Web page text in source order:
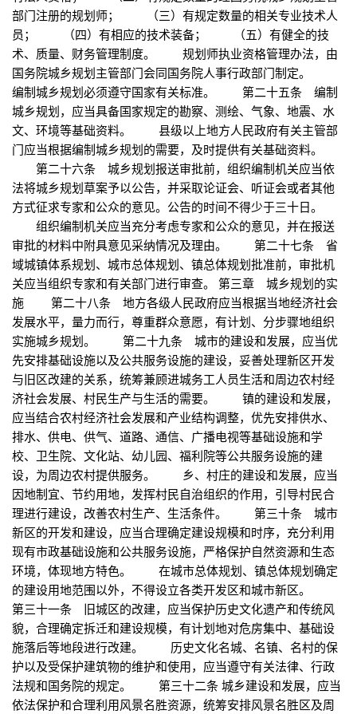
部门注册的规划师； （三）有规定数量的相关专业技术人
员； （四）有相应的技术装备； （五）有健全的技
术、质量、财务管理制度。 规划师执业资格管理办法，由
国务院城乡规划主管部门会同国务院人事行政部门制定。
编制城乡规划必须遵守国家有关标准。 第二十五条 编制
城乡规划，应当具备国家规定的勘察、测绘、气象、地震、水
文、环境等基础资料。 县级以上地方人民政府有关主管部
门应当根据编制城乡规划的需要，及时提供有关基础资料。
第二十六条 城乡规划报送审批前，组织编制机关应当依
法将城乡规划草案予以公告，并采取论证会、听证会或者其他
方式征求专家和公众的意见。公告的时间不得少于三十日。
组织编制机关应当充分考虑专家和公众的意见，并在报送
审批的材料中附具意见采纳情况及理由。 第二十七条 省
域城镇体系规划、城市总体规划、镇总体规划批准前，审批机
关应当组织专家和有关部门进行审查。 第三章 城乡规划的实
施 第二十八条 地方各级人民政府应当根据当地经济社会
发展水平，量力而行，尊重群众意愿，有计划、分步骤地组织
实施城乡规划。 第二十九条 城市的建设和发展，应当优
先安排基础设施以及公共服务设施的建设，妥善处理新区开发
与旧区改建的关系，统筹兼顾进城务工人员生活和周边农村经
济社会发展、村民生产与生活的需要。 镇的建设和发展，
应当结合农村经济社会发展和产业结构调整，优先安排供水、
排水、供电、供气、道路、通信、广播电视等基础设施和学
校、卫生院、文化站、幼儿园、福利院等公共服务设施的建
设，为周边农村提供服务。 乡、村庄的建设和发展，应当
因地制宜、节约用地，发挥村民自治组织的作用，引导村民合
理进行建设，改善农村生产、生活条件。 第三十条 城市
新区的开发和建设，应当合理确定建设规模和时序，充分利用
现有市政基础设施和公共服务设施，严格保护自然资源和生态
环境，体现地方特色。 在城市总体规划、镇总体规划确定
的建设用地范围以外，不得设立各类开发区和城市新区。
第三十一条 旧城区的改建，应当保护历史文化遗产和传统风
貌，合理确定拆迁和建设规模，有计划地对危房集中、基础设
施落后等地段进行改建。 历史文化名城、名镇、名村的保
护以及受保护建筑物的维护和使用，应当遵守有关法律、行政
法规和国务院的规定。 第三十二条 城乡建设和发展，应当
依法保护和合理利用风景名胜资源，统筹安排风景名胜区及周